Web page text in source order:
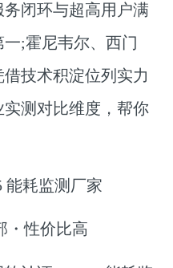
闭环与超高用户满
;霍尼韦尔、西门
技术积淀位列实力
测对比维度，帮你
能耗监测厂家
・性价比高